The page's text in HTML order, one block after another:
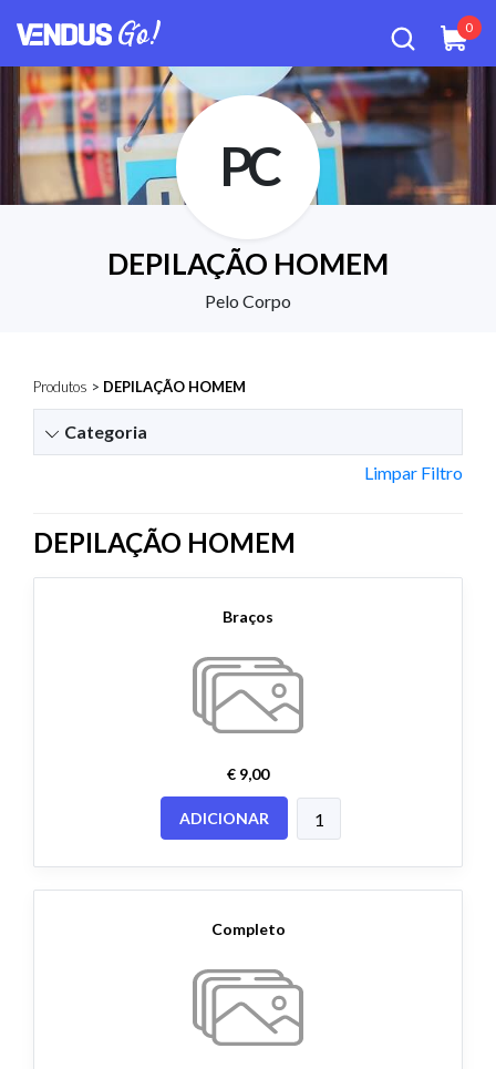
0
PC
DEPILAÇÃO HOMEM
Pelo Corpo
Produtos > DEPILAÇÃO HOMEM
Categoria
Limpar Filtro
DEPILAÇÃO HOMEM
Braços
€ 9,00
ADICIONAR
Completo